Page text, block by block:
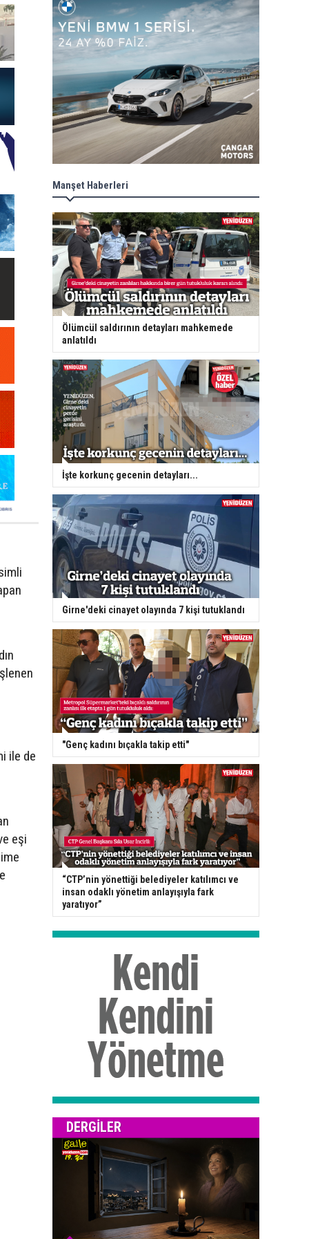
ile de
eşi
Manşet Haberleri
Ölümcül saldırının detayları mahkemede
anlatıldı
İşte korkunç gecenin detayları...
Girne'deki cinayet olayında 7 kişi tutuklandı
"Genç kadını bıçakla takip etti"
“CTP’nin yönettiği belediyeler katılımcı ve
insan odaklı yönetim anlayışıyla fark
yaratıyor”
DERGILER